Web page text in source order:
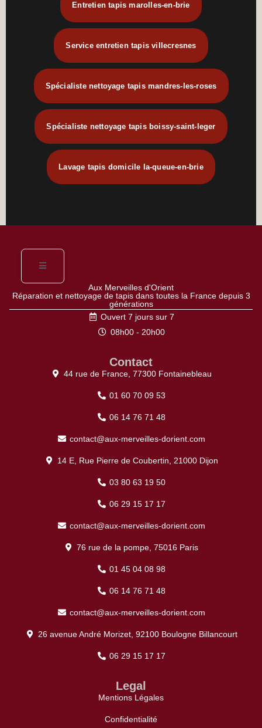
Entretien tapis marolles-en-brie
Service entretien tapis villecresnes
Spécialiste nettoyage tapis mandres-les-roses
Spécialiste nettoyage tapis boissy-saint-leger
Lavage tapis domicile la-queue-en-brie
Aux Merveilles d'Orient
Réparation et nettoyage de tapis dans toutes la France depuis 3
générations
Ouvert 7 jours sur 7
08h00 - 20h00
Contact
44 rue de France, 77300 Fontainebleau
01 60 70 09 53
06 14 76 71 48
contact@aux-merveilles-dorient.com
14 E, Rue Pierre de Coubertin, 21000 Dijon
03 80 63 19 50
06 29 15 17 17
contact@aux-merveilles-dorient.com
76 rue de la pompe, 75016 Paris
01 45 04 08 98
06 14 76 71 48
contact@aux-merveilles-dorient.com
26 avenue André Morizet, 92100 Boulogne Billancourt
06 29 15 17 17
Legal
Mentions Légales
Confidentialité